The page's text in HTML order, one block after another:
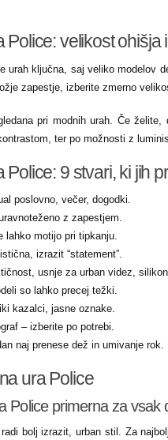
velikost ohišja
urah ključna, saj veliko modelov
zapestje, izberite zmerno
pri modnih urah. Če
ter po možnosti z
Police: 9 stvari, ki jih
poslovno, večer, dogodki.
z zapestjem.
lahko motijo pri tipkanju.
izrazit “statement”.
usnje za urban videz,
so lahko precej težki.
kazalci, jasne oznake.
– izberite po potrebi.
naj prenese dež in umivanje rok.
ura Police
Police primerna za vsak
bolj izrazit, urban stil. Za